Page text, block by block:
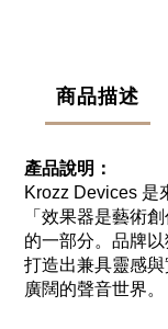
商品描述
產品說明：
Krozz Devices 是
「效果器是藝術
的一部分。品牌
打造出兼具靈感
廣闊的聲音世界。